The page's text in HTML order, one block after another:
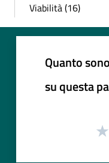
Viabilità (16)
Quanto
su questa